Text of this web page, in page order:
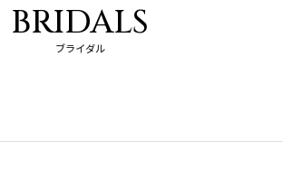
BRIDALS
ブライダル